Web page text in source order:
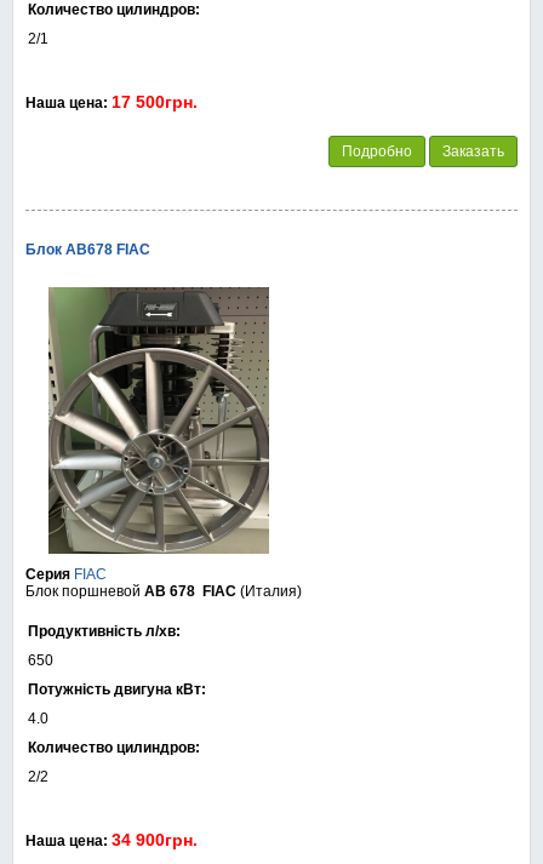
Количество цилиндров:
2/1
Наша цена: 17 500грн.
Подробно Заказать
Блок АВ678 FIAC
Серия FIAC
Блок поршневой AB 678 FIAC (Италия)
Продуктивність л/хв:
650
Потужність двигуна кВт:
4.0
Количество цилиндров:
2/2
Наша цена: 34 900грн.